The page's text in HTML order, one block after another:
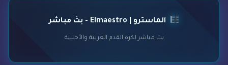
الماسترو | Elmaestro - بث مباشر
بث مباشر لكرة القدم العربية والأجنبية